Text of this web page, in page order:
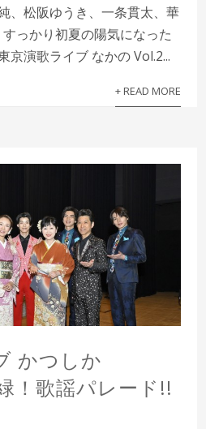
、松阪ゆうき、一条貫太、華
っかり初夏の陽気になった
京演歌ライブ なかの Vol.2...
+ READ MORE
かつしか
！歌謡パレード!!